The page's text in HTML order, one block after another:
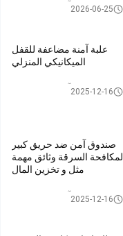
صندوق آمن مضاد للحريق
2026-06-25
علبة آمنة مضاعفة للقفل
الميكانيكي المنزلي
صندوق آمن مضاد للحريق
2025-12-16
صندوق آمن ضد حريق كبير
لمكافحة السرقة وثائق مهمة
مثل و تخزين المال
صندوق آمن مضاد للحريق
2025-12-16